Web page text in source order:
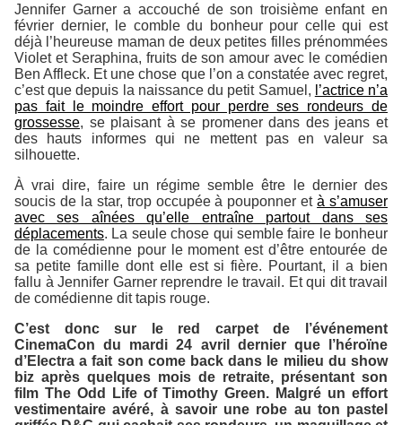
Jennifer Garner a accouché de son troisième enfant en
février dernier, le comble du bonheur pour celle qui est
déjà l’heureuse maman de deux petites filles prénommées
Violet et Seraphina, fruits de son amour avec le comédien
Ben Affleck. Et une chose que l’on a constatée avec regret,
c’est que depuis la naissance du petit Samuel, l’actrice n’a
pas fait le moindre effort pour perdre ses rondeurs de
grossesse, se plaisant à se promener dans des jeans et
des hauts informes qui ne mettent pas en valeur sa
silhouette.
À vrai dire, faire un régime semble être le dernier des
soucis de la star, trop occupée à pouponner età s’amuser
avec ses aînées qu’elle entraîne partout dans ses
déplacements. La seule chose qui semble faire le bonheur
de la comédienne pour le moment est d’être entourée de
sa petite famille dont elle est si fière. Pourtant, il a bien
fallu à Jennifer Garner reprendre le travail. Et qui dit travail
de comédienne dit tapis rouge.
C’est donc sur le red carpet de l’événement
CinemaCon du mardi 24 avril dernier que l’héroïne
d’Electra a fait son come back dans le milieu du show
biz après quelques mois de retraite, présentant son
film The Odd Life of Timothy Green. Malgré un effort
vestimentaire avéré, à savoir une robe au ton pastel